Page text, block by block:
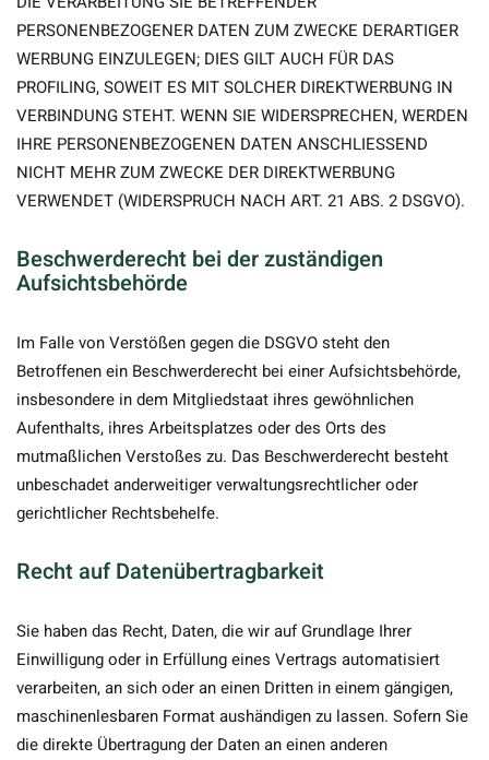
PERSONENBEZOGENER DATEN ZUM ZWECKE DERARTIGER
WERBUNG EINZULEGEN; DIES GILT AUCH FÜR DAS
PROFILING, SOWEIT ES MIT SOLCHER DIREKTWERBUNG IN
VERBINDUNG STEHT. WENN SIE WIDERSPRECHEN, WERDEN
IHRE PERSONENBEZOGENEN DATEN ANSCHLIESSEND
NICHT MEHR ZUM ZWECKE DER DIREKTWERBUNG
VERWENDET (WIDERSPRUCH NACH ART. 21 ABS. 2 DSGVO).
Beschwerde­recht bei der zuständigen
Aufsichts­behörde
Im Falle von Verstößen gegen die DSGVO steht den
Betroffenen ein Beschwerderecht bei einer Aufsichtsbehörde,
insbesondere in dem Mitgliedstaat ihres gewöhnlichen
Aufenthalts, ihres Arbeitsplatzes oder des Orts des
mutmaßlichen Verstoßes zu. Das Beschwerderecht besteht
unbeschadet anderweitiger verwaltungsrechtlicher oder
gerichtlicher Rechtsbehelfe.
Recht auf Daten­übertrag­barkeit
Sie haben das Recht, Daten, die wir auf Grundlage Ihrer
Einwilligung oder in Erfüllung eines Vertrags automatisiert
verarbeiten, an sich oder an einen Dritten in einem gängigen,
maschinenlesbaren Format aushändigen zu lassen. Sofern Sie
die direkte Übertragung der Daten an einen anderen